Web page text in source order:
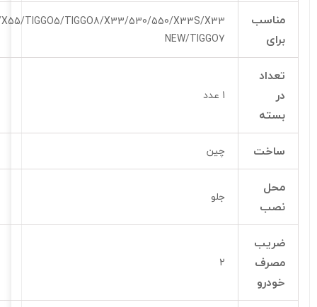
مناسب
برای
TIGGO5/TIGGO8/X33/530/550/X33S/X33
NEW/TIGGO7
تعداد
در
بسته
1 عدد
ساخت چین
محل
نصب
جلو
ضریب
مصرف
خودرو
2